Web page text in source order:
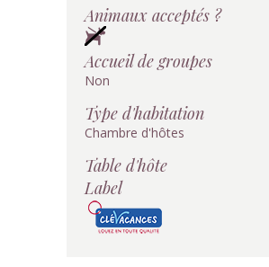
Animaux acceptés ?
Accueil de groupes
Non
Type d'habitation
Chambre d'hôtes
Table d'hôte
Label